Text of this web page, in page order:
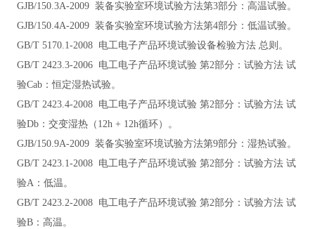
GJB/150.3A-2009 装备实验室环境试验方法第3部分：高温试验。
GJB/150.4A-2009 装备实验室环境试验方法第4部分：低温试验。
GB/T 5170.1-2008 电工电子产品环境试验设备检验方法 总则 。
GB/T 2423.3-2006 电工电子产品环境试验 第2部分：试验方法 试
验Cab：恒定湿热试验。
GB/T 2423.4-2008 电工电子产品环境试验 第2部分：试验方法 试
验Db：交变湿热（12h + 12h循环） 。
GJB/150.9A-2009 装备实验室环境试验方法第9部分：湿热试验。
GB/T 2423.1-2008 电工电子产品环境试验 第2部分：试验方法 试
验A：低温。
GB/T 2423.2-2008 电工电子产品环境试验 第2部分：试验方法 试
验B：高温。